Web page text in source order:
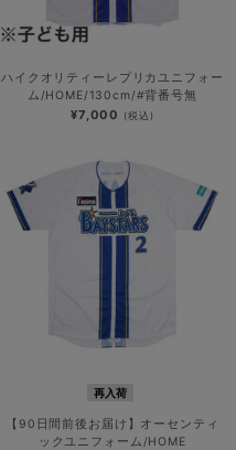
ハイクオリティーレプリカユニフォー
ム/HOME/130cm/#背番号無
¥7,000 (税込)
再入荷
【90日間前後お届け】オーセンティ
ックユニフォーム/HOME